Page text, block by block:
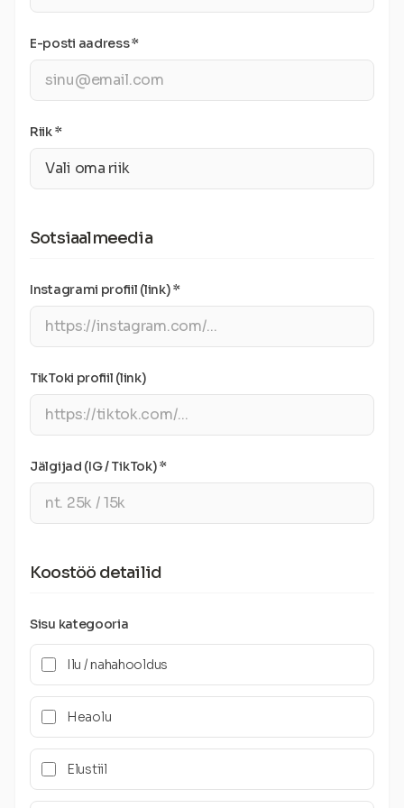
E-posti aadress *
Riik *
Sotsiaalmeedia
Instagrami profiil (link) *
TikToki profiil (link)
Jälgijad (IG / TikTok) *
Koostöö detailid
Sisu kategooria
Ilu / nahahooldus
Heaolu
Elustiil